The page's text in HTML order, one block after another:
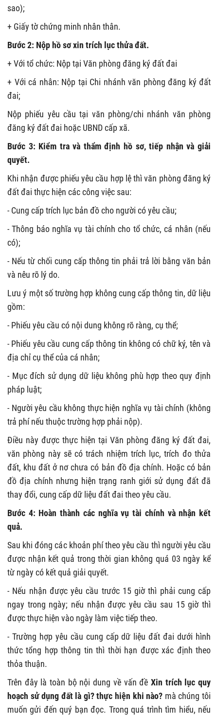
sao);
+ Giấy tờ chứng minh nhân thân.
Bước 2: Nộp hồ sơ xin trích lục thửa đất.
+ Với tổ chức: Nộp tại Văn phòng đăng ký đất đai
+ Với cá nhân: Nộp tại Chi nhánh văn phòng đăng ký đất
đai;
Nộp phiếu yêu cầu tại văn phòng/chi nhánh văn phòng
đăng ký đất đai hoặc UBND cấp xã.
Bước 3: Kiểm tra và thẩm định hồ sơ, tiếp nhận và giải
quyết.
Khi nhận được phiếu yêu cầu hợp lệ thì văn phòng đăng ký
đất đai thực hiện các công việc sau:
- Cung cấp trích lục bản đồ cho người có yêu cầu;
- Thông báo nghĩa vụ tài chính cho tổ chức, cá nhân (nếu
có);
- Nếu từ chối cung cấp thông tin phải trả lời bằng văn bản
và nêu rõ lý do.
Lưu ý một số trường hợp không cung cấp thông tin, dữ liệu
gồm:
- Phiếu yêu cầu có nội dung không rõ ràng, cụ thể;
- Phiếu yêu cầu cung cấp thông tin không có chữ ký, tên và
địa chỉ cụ thể của cá nhân;
- Mục đích sử dụng dữ liệu không phù hợp theo quy định
pháp luật;
- Người yêu cầu không thực hiện nghĩa vụ tài chính (không
trả phí nếu thuộc trường hợp phải nộp).
Điều này được thực hiện tại Văn phòng đăng ký đất đai,
văn phòng này sẽ có trách nhiệm trích lục, trích đo thửa
đất, khu đất ở nơ chưa có bản đồ địa chính. Hoặc có bản
đồ địa chính nhưng hiện trạng ranh giới sử dụng đất đã
thay đổi, cung cấp dữ liệu đất đai theo yêu cầu.
Bước 4: Hoàn thành các nghĩa vụ tài chính và nhận kết
quả.
Sau khi đóng các khoản phí theo yêu cầu thì người yêu cầu
được nhận kết quả trong thời gian không quá 03 ngày kể
từ ngày có kết quả giải quyết.
- Nếu nhận được yêu cầu trước 15 giờ thì phải cung cấp
ngay trong ngày; nếu nhận được yêu cầu sau 15 giờ thì
được thực hiện vào ngày làm việc tiếp theo.
- Trường hợp yêu cầu cung cấp dữ liệu đất đai dưới hình
thức tổng hợp thông tin thì thời hạn được xác định theo
thỏa thuận.
Trên đây là toàn bộ nội dung về vấn đề Xin trích lục quy
hoạch sử dụng đất là gì? thực hiện khi nào? mà chúng tôi
muốn gửi đến quý bạn đọc. Trong quá trình tìm hiểu, nếu